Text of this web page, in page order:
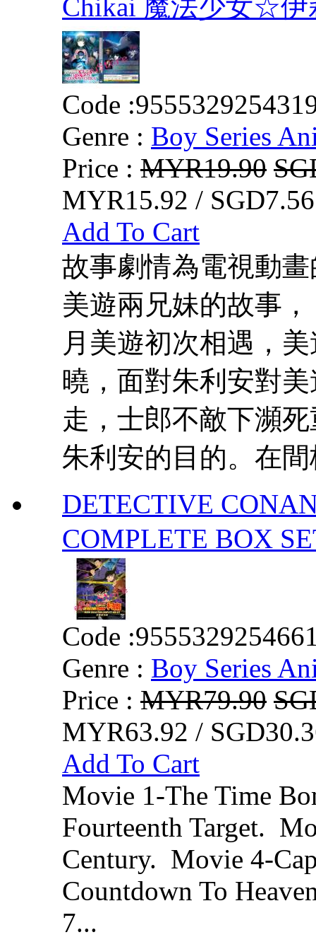
Chikai 魔法少女☆伊
Code :
Genre : Boy Series
Price : MYR19.90
MYR15.92 /
Add To Cart
故事劇情為電視動
美遊兩兄妹的故事
月美遊初次相遇，
曉，面對朱利安對
走，士郎不敵下瀕
朱利安的目的。在
DETECTIVE
COMPLETE BOX
Code :
Genre : Boy Series
Price : MYR79.90
MYR63.92 /
Add To Cart
Movie 1-The Time
Fourteenth Target.
Century. Movie 4-
Countdown To
7...